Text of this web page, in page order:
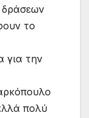
δράσεων
το
για την
πολύ